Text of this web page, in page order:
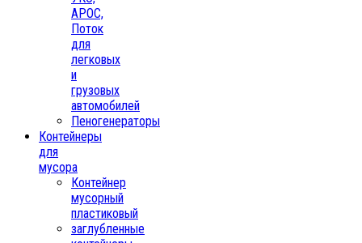
АРОС,
Поток
для
легковых
и
грузовых
автомобилей
Пеногенераторы
Контейнеры
для
мусора
Контейнер
мусорный
пластиковый
заглубленные